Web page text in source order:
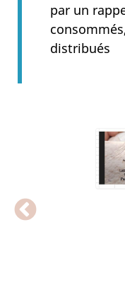
par un
distribués